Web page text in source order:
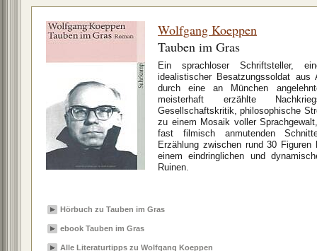
Wolfgang Koeppen
Tauben im Gras
Ein sprachloser Schriftsteller,
idealistischer Besatzungssoldat
durch eine an München
meisterhaft erzählte
Gesellschaftskritik, philosophische
zu einem Mosaik voller
fast filmisch anmutenden
Erzählung zwischen rund 30
einem eindringlichen und
Ruinen.
Hörbuch zu Tauben im Gras
ebook Tauben im Gras
Alle Literaturtipps zu Wolfgang Koeppen